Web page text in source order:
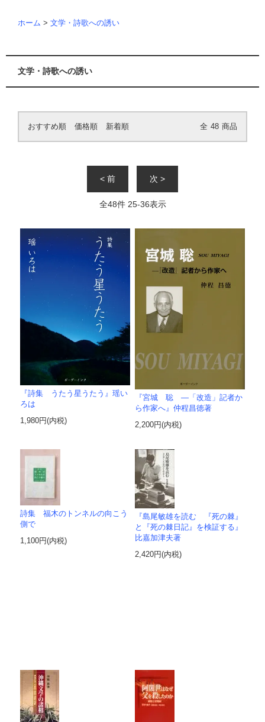
ホーム > 文学・詩歌への誘い
文学・詩歌への誘い
おすすめ順 価格順 新着順 全 48 商品
< 前 次 >
全48件 25-36表示
『詩集 うたう星うたう』瑶い
ろは
1,980円(内税)
『宮城 聡 ―「改造」記者か
ら作家へ』仲程昌徳著
2,200円(内税)
詩集 福木のトンネルの向こう
側で
1,100円(内税)
『島尾敏雄を読む 『死の棘』
と『死の棘日記』を検証する』
比嘉加津夫著
2,420円(内税)